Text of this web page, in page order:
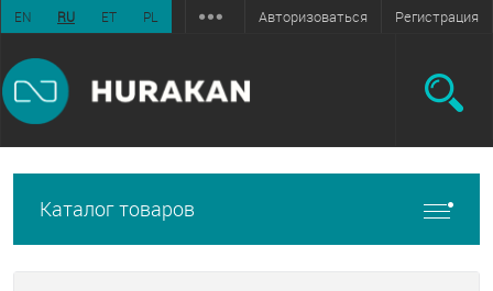
EN RU ET PL Авторизоваться Регистрация
Каталог товаров